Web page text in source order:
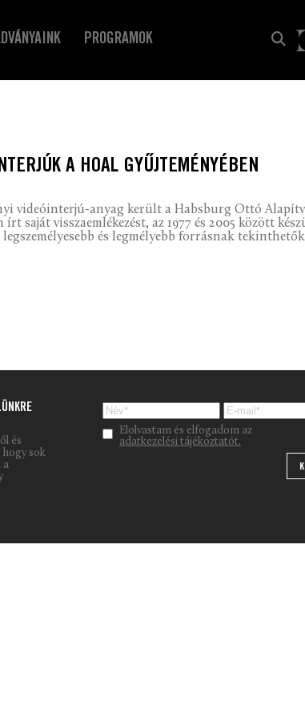
PROGRAMOK
A HOAL GYŰJTEMÉNYÉBEN
videóinterjú-anyag került a Habsburg Ottó
saját visszaemlékezést, az 1977 és 2005 között
és legmélyebb forrásnak
és
hogy sok
a
Please leave this field empty.
Elolvastam és elfogadom az
adatkezelési tájékoztatót.